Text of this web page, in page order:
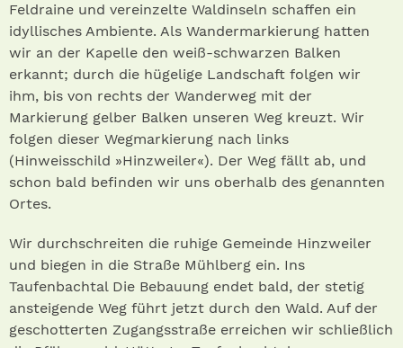
Feldraine und vereinzelte Waldinseln schaffen ein
idyllisches Ambiente. Als Wandermarkierung hatten
wir an der Kapelle den weiß-schwarzen Balken
erkannt; durch die hügelige Landschaft folgen wir
ihm, bis von rechts der Wanderweg mit der
Markierung gelber Balken unseren Weg kreuzt. Wir
folgen dieser Wegmarkierung nach links
(Hinweisschild »Hinzweiler«). Der Weg fällt ab, und
schon bald befinden wir uns oberhalb des genannten
Ortes.
Wir durchschreiten die ruhige Gemeinde Hinzweiler
und biegen in die Straße Mühlberg ein. Ins
Taufenbachtal Die Bebauung endet bald, der stetig
ansteigende Weg führt jetzt durch den Wald. Auf der
geschotterten Zugangsstraße erreichen wir schließlich